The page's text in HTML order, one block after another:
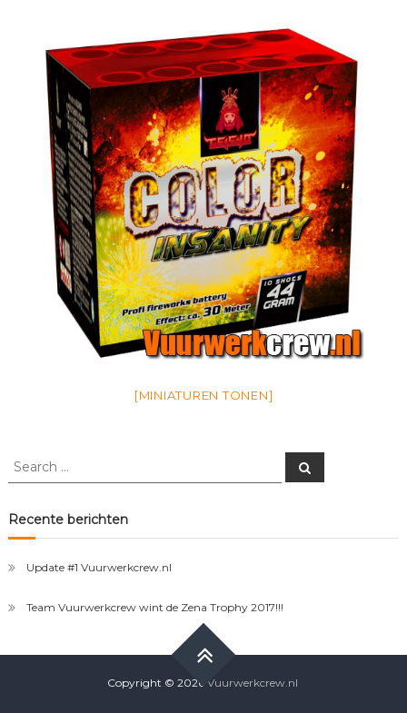
[MINIATUREN TONEN]
Search
Search
Recente berichten
Update #1 Vuurwerkcrew.nl
Team Vuurwerkcrew wint de Zena Trophy 2017!!!
Copyright © 2026 Vuurwerkcrew.nl